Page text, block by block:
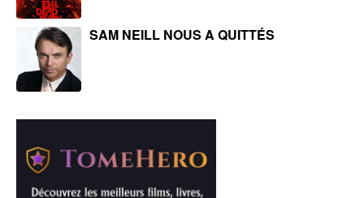
SAM NEILL NOUS A QUITTÉS